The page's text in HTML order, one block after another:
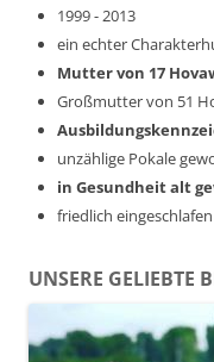
1999 - 2013
ein echter
Mutter von 17
Großmutter von 51
unzählige Pokale
in Gesundheit alt
friedlich eingeschlafen
UNSERE GELIEBTE